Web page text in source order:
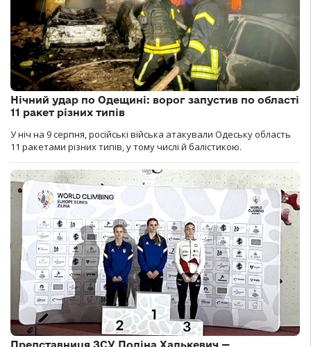
Нічний удар по Одещині: ворог запустив по області
11 ракет різних типів
У ніч на 9 серпня, російські війська атакували Одеську область
11 ракетами різних типів, у тому числі й балістикою.